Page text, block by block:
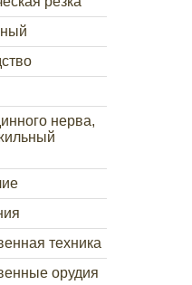
нерва,
техника
орудия